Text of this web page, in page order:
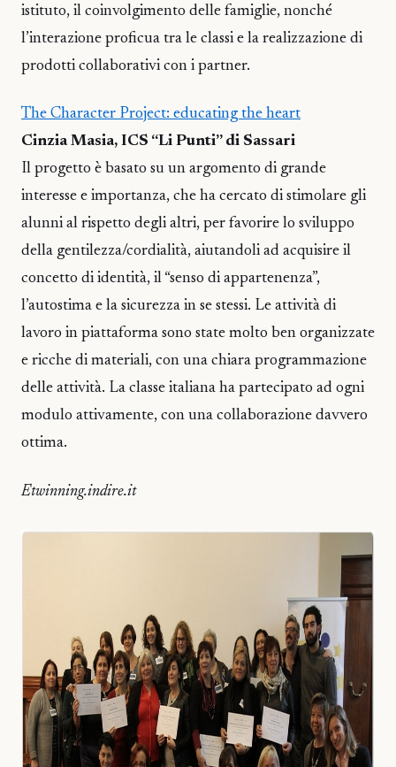
istituto, il coinvolgimento delle famiglie, nonché
l’interazione proficua tra le classi e la realizzazione di
prodotti collaborativi con i partner.
The Character Project: educating the heart
Cinzia Masia, ICS “Li Punti” di Sassari
Il progetto è basato su un argomento di grande
interesse e importanza, che ha cercato di stimolare gli
alunni al rispetto degli altri, per favorire lo sviluppo
della gentilezza/cordialità, aiutandoli ad acquisire il
concetto di identità, il “senso di appartenenza”,
l’autostima e la sicurezza in se stessi. Le attività di
lavoro in piattaforma sono state molto ben organizzate
e ricche di materiali, con una chiara programmazione
delle attività. La classe italiana ha partecipato ad ogni
modulo attivamente, con una collaborazione davvero
ottima.
Etwinning.indire.it